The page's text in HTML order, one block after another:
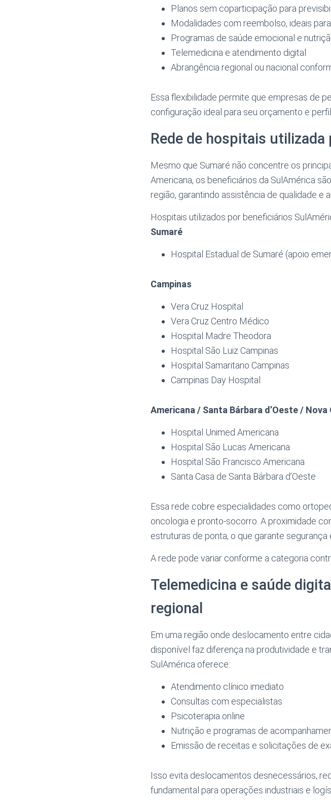
Planos sem coparticipação para
Modalidades com reembolso, ideais
Programas de saúde emocional e
Telemedicina e atendimento digital
Abrangência regional ou nacional
Essa flexibilidade permite que empresas de
configuração ideal para seu orçamento e
Rede de hospitais
Mesmo que Sumaré não concentre os
Americana, os beneficiários da SulAmérica
região, garantindo assistência de qualidade e
Hospitais utilizados por beneficiários
Sumaré
Hospital Estadual de Sumaré (apoio
Campinas
Vera Cruz Hospital
Vera Cruz Centro Médico
Hospital Madre Theodora
Hospital São Luiz Campinas
Hospital Samaritano Campinas
Campinas Day Hospital
Americana / Santa Bárbara d’Oeste / Nova
Hospital Unimed Americana
Hospital São Lucas Americana
Hospital São Francisco Americana
Santa Casa de Santa Bárbara d’Oeste
Essa rede cobre especialidades como
oncologia e pronto-socorro. A proximidade
estruturas de ponta, o que garante segurança
A rede pode variar conforme a categoria
Telemedicina e saúde
regional
Em uma região onde deslocamento entre
disponível faz diferença na produtividade e
SulAmérica oferece:
Atendimento clínico imediato
Consultas com especialistas
Psicoterapia online
Nutrição e programas de
Emissão de receitas e solicitações de
Isso evita deslocamentos desnecessários,
fundamental para operações industriais e